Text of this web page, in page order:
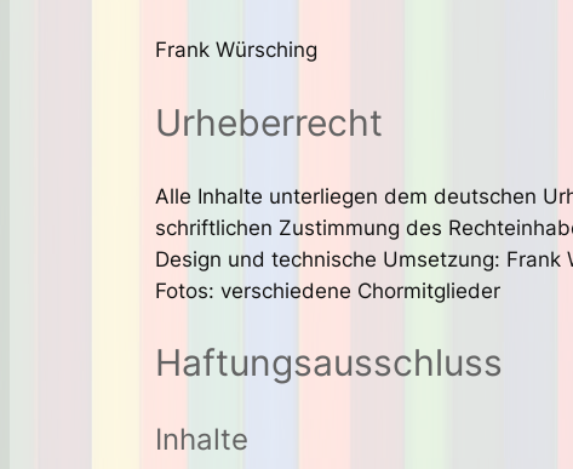
Frank Würsching
Urheberrecht
Alle Inhalte unterliegen dem deutschen
schriftlichen Zustimmung des
Design und technische Umsetzung: Frank
Fotos: verschiedene Chormitglieder
Haftungsausschluss
Inhalte